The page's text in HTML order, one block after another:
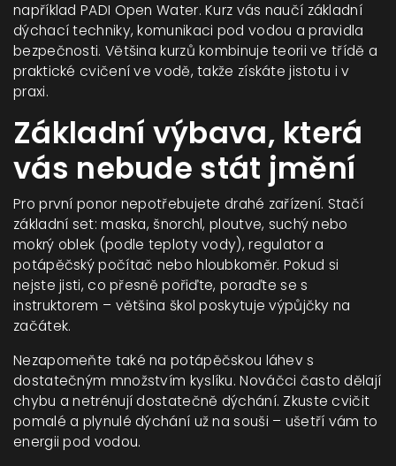
například PADI Open Water. Kurz vás naučí základní
dýchací techniky, komunikaci pod vodou a pravidla
bezpečnosti. Většina kurzů kombinuje teorii ve třídě a
praktické cvičení ve vodě, takže získáte jistotu i v
praxi.
Základní výbava, která
vás nebude stát jmění
Pro první ponor nepotřebujete drahé zařízení. Stačí
základní set: maska, šnorchl, ploutve, suchý nebo
mokrý oblek (podle teploty vody), regulator a
potápěčský počítač nebo hloubkoměr. Pokud si
nejste jisti, co přesně pořiďte, poraďte se s
instruktorem – většina škol poskytuje výpůjčky na
začátek.
Nezapomeňte také na potápěčskou láhev s
dostatečným množstvím kyslíku. Nováčci často dělají
chybu a netrénují dostatečně dýchání. Zkuste cvičit
pomalé a plynulé dýchání už na souši – ušetří vám to
energii pod vodou.